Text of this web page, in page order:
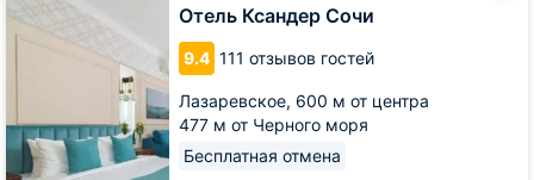
Отель Ксандер Сочи
9.4 111 отзывов гостей
Лазаревское, 600 м от центра
477 м от Черного моря
Бесплатная отмена
Сочи